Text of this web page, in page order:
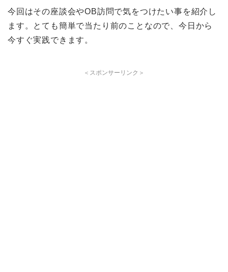
今回はその座談会やOB訪問で気をつけたい事を紹介し
ます。とても簡単で当たり前のことなので、今日から
今すぐ実践できます。
＜スポンサーリンク＞